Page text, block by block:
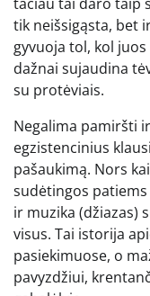
tik neišsigąsta, bet
gyvuoja tol, kol
dažnai sujaudina
su protėviais.
Negalima pamiršti ir
egzistencinius
pašaukimą. Nors
sudėtingos
ir muzika (džiazas)
visus. Tai istorija
pasiekimuose, o
pavyzdžiui,